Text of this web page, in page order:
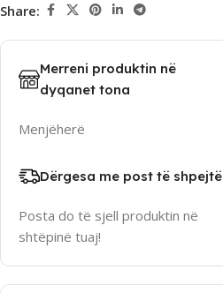
Share:
Merreni produktin në
dyqanet tona
Menjëherë
Dërgesa me post të shpejtë
Posta do të sjell produktin në
shtëpinë tuaj!